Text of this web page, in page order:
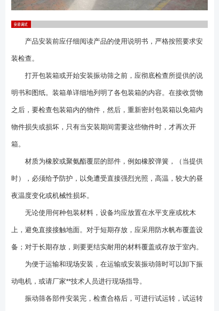
产品安装前应仔细阅读产品的使用说明书，严格按照要求安
装检查。
打开包装箱或开始安装振动筛之前，应彻底检查所提供的说
明书和图纸。装箱单详细地列明了各包装箱的内容。在接收货物
之后，要检查包装箱内的物件，然后，重新密封包装箱以免箱内
物件损失或损坏，只有当安装期间需要这些物件时，才再次开
箱。
材质为橡胶或聚氨酯覆层的部件，例如橡胶弹簧，（当提供
时），必须给予防护，以免遭受直接强烈光照，高温，较大的昼
夜温度变化或机械性损坏。
无论使用何种包装材料，设备均应放置在水平支座或枕木
上，避免直接接触地面。对于短期存放，应采用防水帆布覆盖设
备；对于长期存放，则要更结实耐用的材料覆盖或存放于室内。
为便于运输和现场安装，在运输或安装振动筛时可以卸下振
动电机，或请厂家**技术人员进行现场指导。
振动筛各部件安装完，检查合格后，可进行试运转，试运转